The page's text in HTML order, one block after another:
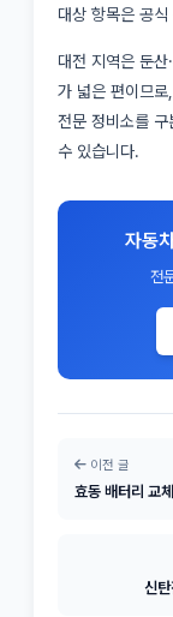
대상 항목은 공
대전 지역은 둔산
가 넓은 편이므
전문 정비소를
수 있습니다.
자동
전
이전 글
효동 배터리 교
신